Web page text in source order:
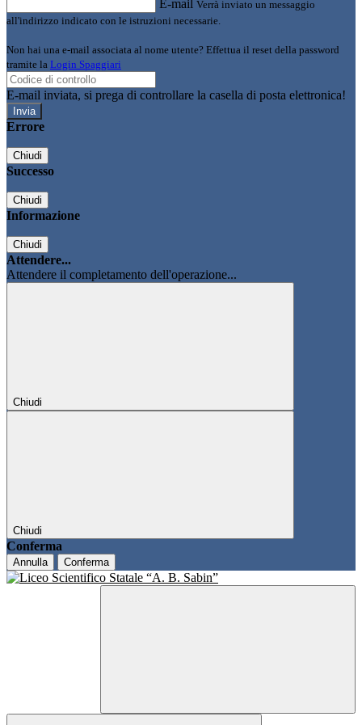
E-mail Verrà inviato un messaggio
all'indirizzo indicato con le istruzioni necessarie.
Non hai una e-mail associata al nome utente? Effettua il reset della password
tramite la Login Spaggiari
E-mail inviata, si prega di controllare la casella di posta elettronica!
Errore
Chiudi
Successo
Chiudi
Informazione
Chiudi
Attendere...
Attendere il completamento dell'operazione...
Chiudi
Chiudi
Conferma
Annulla Conferma